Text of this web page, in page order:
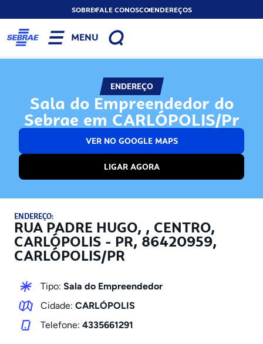
SOBREFALE CONOSCOENDEREÇOS
MENU
ENDEREÇO
Sala do Empreendedor do
Sebrae em CARLÓPOLIS/Pr
VER NO GOOGLE MAPS
LIGAR AGORA
ENDEREÇO:
RUA PADRE HUGO, , CENTRO,
CARLÓPOLIS - PR, 86420959,
CARLÓPOLIS/PR
Tipo: Sala do Empreendedor
Cidade: CARLÓPOLIS
Telefone: 4335661291